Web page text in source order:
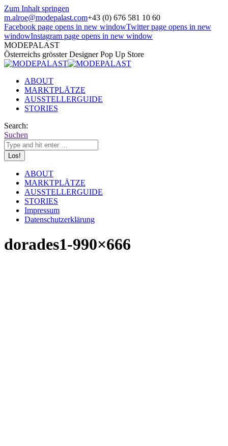
Zum Inhalt springen
m.alroe@modepalast.com+43 (0) 676 581 10 60
Facebook page opens in new windowTwitter page opens in new
windowInstagram page opens in new window
MODEPALAST
Österreichs grösster Designer Pop Up Store
ABOUT
MARKTPLÄTZE
AUSSTELLERGUIDE
STORIES
Search:
Suchen
ABOUT
MARKTPLÄTZE
AUSSTELLERGUIDE
STORIES
Impressum
Datenschutzerklärung
dorades1-990×666